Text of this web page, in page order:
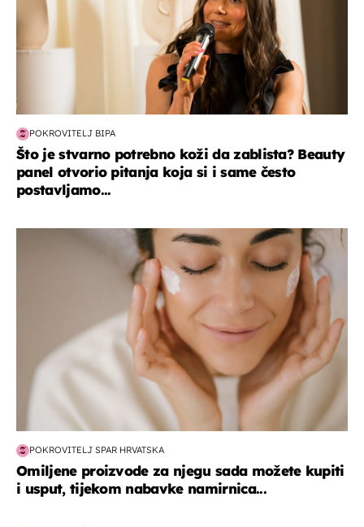
POKROVITELJ BIPA
Što je stvarno potrebno koži da zablista? Beauty
panel otvorio pitanja koja si i same često
postavljamo...
moda & ljepota
POKROVITELJ SPAR HRVATSKA
Omiljene proizvode za njegu sada možete kupiti
i usput, tijekom nabavke namirnica...